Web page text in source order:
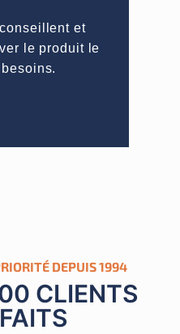
et
le produit le
DEPUIS 1994
CLIENTS